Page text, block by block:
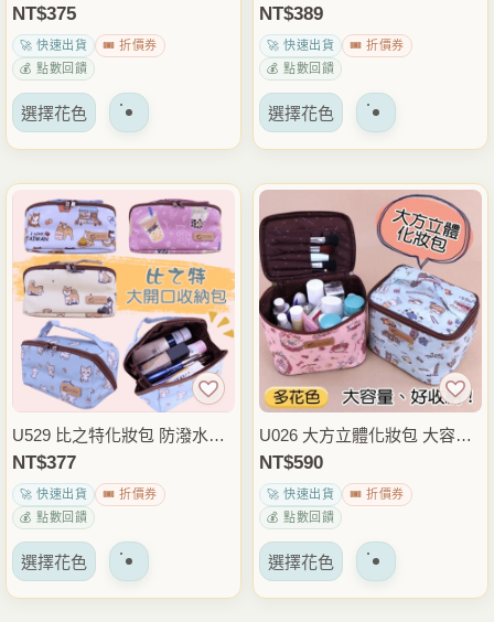
上
擇
上
擇
量手拿收納包 旅行盥洗包 化
妝品保養品收納 隨身小物整理
包 雨朵防水包
NT$375
🚀 快速出貨
🎟️ 折價券
💰 點數回饋
選擇花色 該
有
多
種
變
體。
可
以
在
產
頁
上
擇
防潑水收納包 旅行盥洗包 化
妝品保養品整理包 隨身小物包
雨朵防水包
NT$389
🚀 快速出貨
🎟️ 折價券
💰 點數回饋
選擇花色 該
有
多
種
變
體。
可
以
在
產
頁
上
擇
U529 比之特化妝包 防潑水盥
洗包 隨身收納包 旅行小物整
理包 化妝品保養品收納 雨朵
防水包
NT$377
🚀 快速出貨
🎟️ 折價券
💰 點數回饋
選擇花色 該
U026 大方立體化妝包 大容量
防潑水收納包 旅行盥洗包 化
妝品保養品整理包 隨身小物包
雨朵防水包
NT$590
🚀 快速出貨
🎟️ 折價券
💰 點數回饋
選擇花色 該